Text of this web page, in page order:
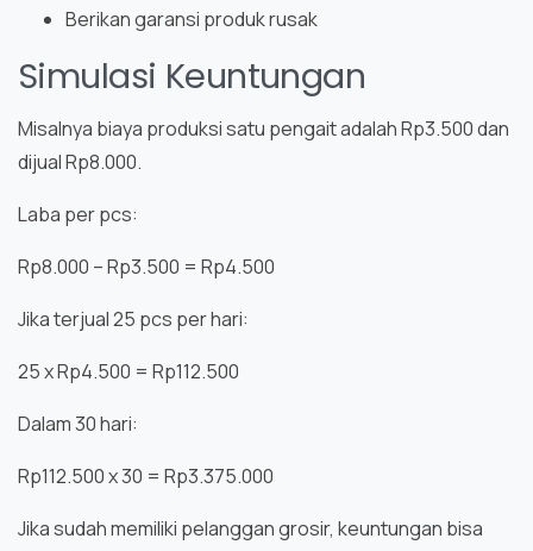
Berikan garansi produk rusak
Simulasi Keuntungan
Misalnya biaya produksi satu pengait adalah Rp3.500 dan
dijual Rp8.000.
Laba per pcs:
Rp8.000 – Rp3.500 = Rp4.500
Jika terjual 25 pcs per hari:
25 x Rp4.500 = Rp112.500
Dalam 30 hari:
Rp112.500 x 30 = Rp3.375.000
Jika sudah memiliki pelanggan grosir, keuntungan bisa